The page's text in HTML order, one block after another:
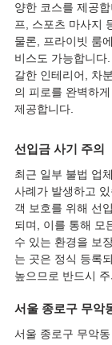
양한 코스를 제공
프, 스포츠 마사지
물론, 프라이빗 룸
비스도 가능합니다
갈한 인테리어, 차
의 피로를 완벽하
제공합니다.
선입금 사기 주의
최근 일부 불법 업
사례가 발생하고
객 보호를 위해 선
되며, 이를 통해 모
수 있는 환경을 보
는 곳은 정식 등록
높으므로 반드시
서울 종로구 무악
서울 종로구 무악